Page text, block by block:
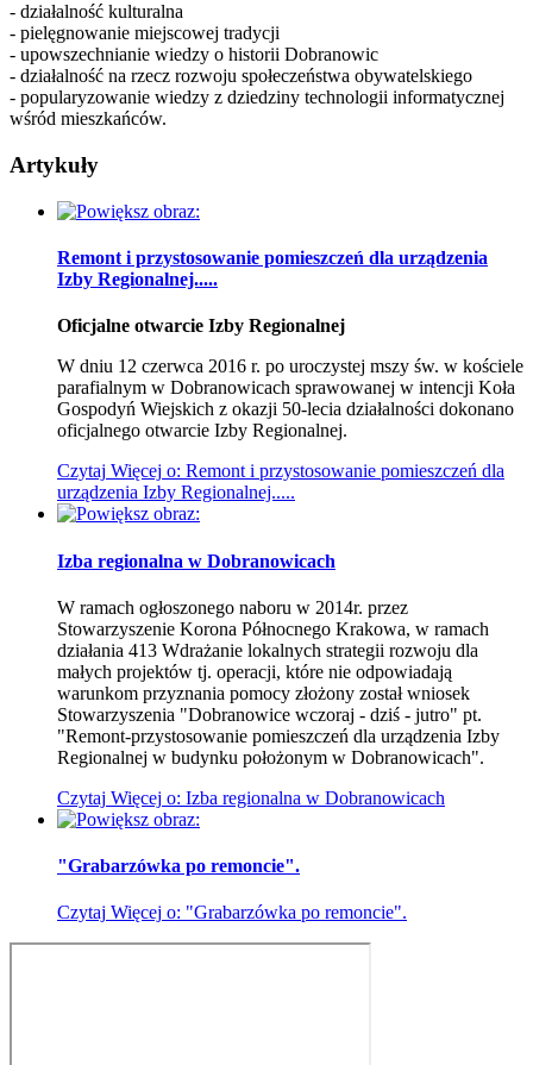
- działalność kulturalna
- pielęgnowanie miejscowej tradycji
- upowszechnianie wiedzy o historii Dobranowic
- działalność na rzecz rozwoju społeczeństwa obywatelskiego
- popularyzowanie wiedzy z dziedziny technologii informatycznej
wśród mieszkańców.
Artykuły
Remont i przystosowanie pomieszczeń dla urządzenia
Izby Regionalnej.....
Oficjalne otwarcie Izby Regionalnej
W dniu 12 czerwca 2016 r. po uroczystej mszy św. w kościele
parafialnym w Dobranowicach sprawowanej w intencji Koła
Gospodyń Wiejskich z okazji 50-lecia działalności dokonano
oficjalnego otwarcie Izby Regionalnej.
Czytaj Więcej o: Remont i przystosowanie pomieszczeń dla
urządzenia Izby Regionalnej.....
Izba regionalna w Dobranowicach
W ramach ogłoszonego naboru w 2014r. przez
Stowarzyszenie Korona Północnego Krakowa, w ramach
działania 413 Wdrażanie lokalnych strategii rozwoju dla
małych projektów tj. operacji, które nie odpowiadają
warunkom przyznania pomocy złożony został wniosek
Stowarzyszenia "Dobranowice wczoraj - dziś - jutro" pt.
"Remont-przystosowanie pomieszczeń dla urządzenia Izby
Regionalnej w budynku położonym w Dobranowicach".
Czytaj Więcej o: Izba regionalna w Dobranowicach
"Grabarzówka po remoncie".
Czytaj Więcej o: "Grabarzówka po remoncie".